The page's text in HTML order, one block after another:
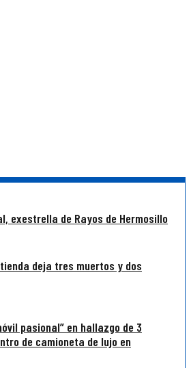
exestrella de Rayos de Hermosillo
deja tres muertos y dos
pasional” en hallazgo de 3
de camioneta de lujo en